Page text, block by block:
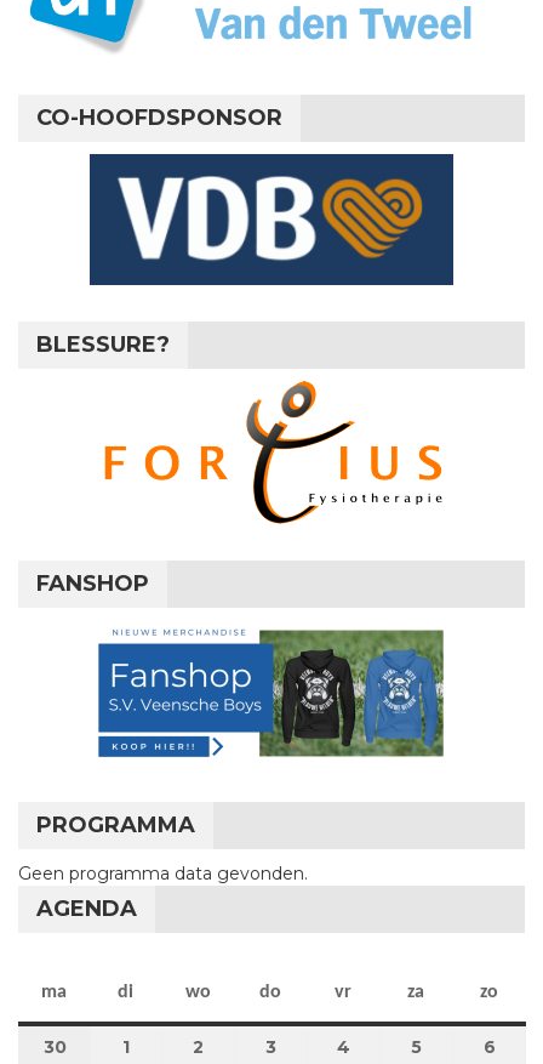
CO-HOOFDSPONSOR
BLESSURE?
FANSHOP
PROGRAMMA
Geen programma data gevonden.
AGENDA
ma maandag
di dinsdag
wo woensdag
do donderdag
vr vrijdag
za zaterdag
zo
3030 juni 2025
1 1 juli 2025
2 2 juli 2025
3 3 juli 2025
4 4 juli 2025
5 5 juli 2025
6